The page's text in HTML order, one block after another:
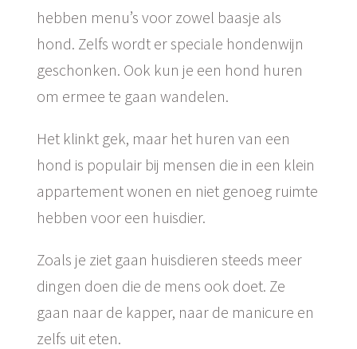
hebben menu’s voor zowel baasje als
hond. Zelfs wordt er speciale hondenwijn
geschonken. Ook kun je een hond huren
om ermee te gaan wandelen.
Het klinkt gek, maar het huren van een
hond is populair bij mensen die in een klein
appartement wonen en niet genoeg ruimte
hebben voor een huisdier.
Zoals je ziet gaan huisdieren steeds meer
dingen doen die de mens ook doet. Ze
gaan naar de kapper, naar de manicure en
zelfs uit eten.